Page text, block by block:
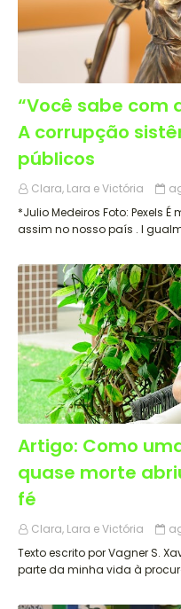
“Você sabe com
A corrupção
públicos
Clara, Lara e Victória
*Julio Medeiros Foto: Pexels
assim no nosso país . I
Artigo: Como
quase morte
fé
Clara, Lara e Victória
Texto escrito por Vagner S.
parte da minha vida à